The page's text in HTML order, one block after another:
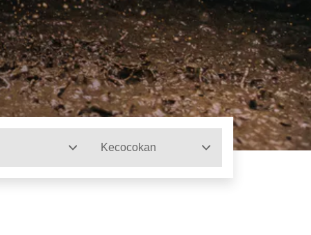
Kecocokan